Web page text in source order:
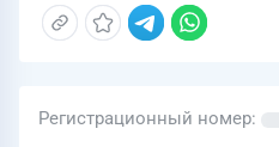
Регистрационный номер